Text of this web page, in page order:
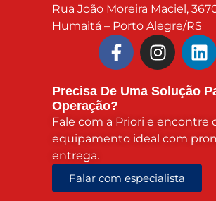
Rua João Moreira Maciel,
Humaitá – Porto Alegre/RS
Precisa De Uma Solução
Operação?
Fale com a Priori e encontre
equipamento ideal com
entrega.
Falar com especialista